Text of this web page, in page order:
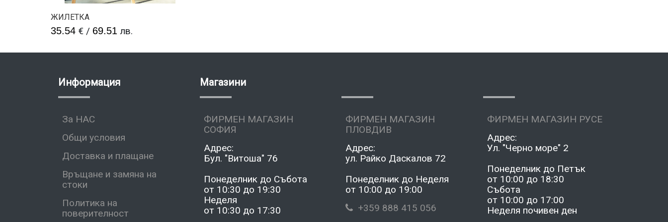
ЖИЛЕТКА
35.54 € / 69.51 лв.
Информация
За НАС
Общи условия
Доставка и плащане
Връщане и замяна на
стоки
Политика на
поверителност
Магазини
ФИРМЕН МАГАЗИН
СОФИЯ
Адрес:
Бул. "Витоша" 76
Понеделник до Събота
от 10:30 до 19:30
Неделя
от 10:30 до 17:30
ФИРМЕН МАГАЗИН
ПЛОВДИВ
Адрес:
ул. Райко Даскалов 72
Понеделник до Неделя
от 10:00 до 19:00
+359 888 415 056
ФИРМЕН МАГАЗИН РУСЕ
Адрес:
Ул. "Черно море" 2
Понеделник до Петък
от 10:00 до 18:30
Събота
от 10:00 до 17:00
Неделя почивен ден